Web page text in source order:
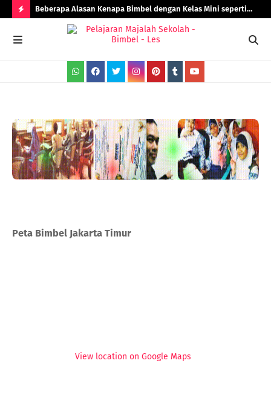
O
S
T
S
Beberapa Alasan Kenapa Bimbel dengan Kelas Mini seperti
Bimbel Jakarta Timur Lebih Efektif!
Peta Bimbel Jakarta Timur
View location on Google Maps